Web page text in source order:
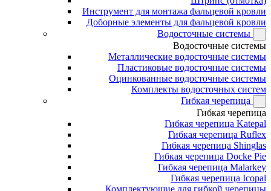
Инструмент для монтажа фальцевой кровли
Доборные элементы для фальцевой кровли
Водосточные системы
Водосточные системы
Металлические водосточные системы
Пластиковые водосточные системы
Оцинкованные водосточные системы
Комплекты водосточных систем
Гибкая черепица
Гибкая черепица
Гибкая черепица Katepal
Гибкая черепица Ruflex
Гибкая черепица Shinglas
Гибкая черепица Docke Pie
Гибкая черепица Malarkey
Гибкая черепица Icopal
Комплектующие для гибкой черепицы